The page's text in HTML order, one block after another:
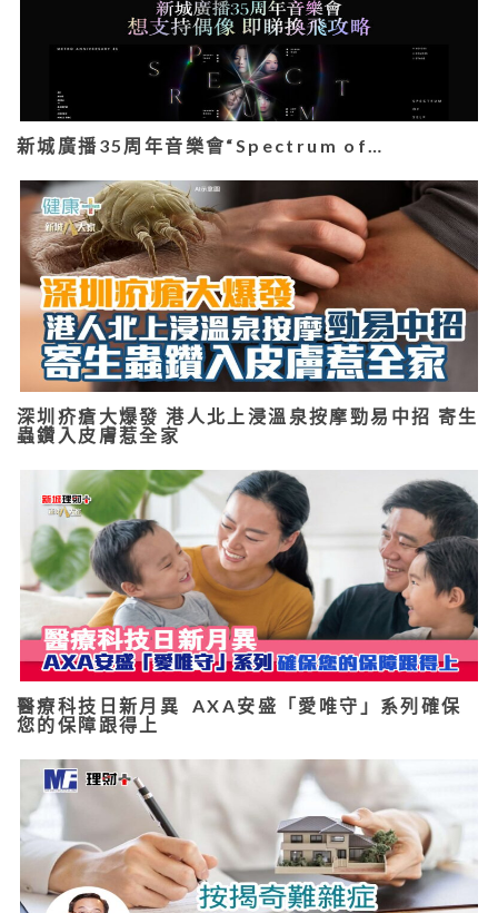
新城廣播35周年音樂會“Spectrum of…
深圳疥瘡大爆發 港人北上浸溫泉按摩勁易中招 寄生
蟲鑽入皮膚惹全家
醫療科技日新月異 AXA安盛「愛唯守」系列確保
您的保障跟得上